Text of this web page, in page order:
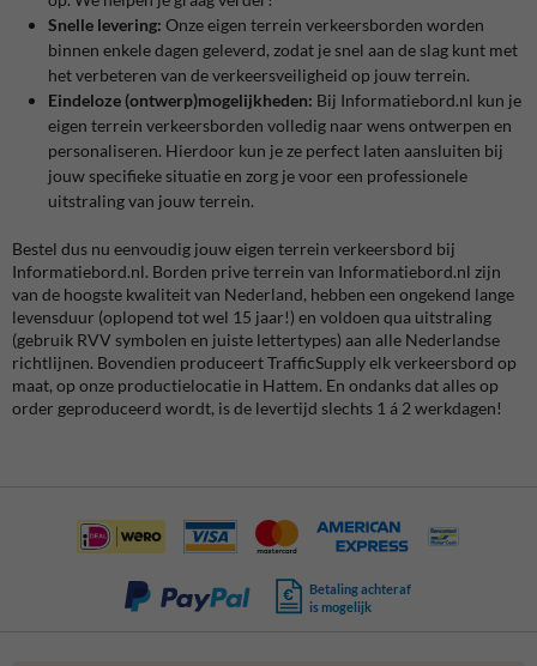
Snelle levering: Onze eigen terrein verkeersborden worden
binnen enkele dagen geleverd, zodat je snel aan de slag kunt met
het verbeteren van de verkeersveiligheid op jouw terrein.
Eindeloze (ontwerp)mogelijkheden: Bij Informatiebord.nl kun je
eigen terrein verkeersborden volledig naar wens ontwerpen en
personaliseren. Hierdoor kun je ze perfect laten aansluiten bij
jouw specifieke situatie en zorg je voor een professionele
uitstraling van jouw terrein.
Bestel dus nu eenvoudig jouw eigen terrein verkeersbord bij
Informatiebord.nl. Borden prive terrein van Informatiebord.nl zijn
van de hoogste kwaliteit van Nederland, hebben een ongekend lange
levensduur (oplopend tot wel 15 jaar!) en voldoen qua uitstraling
(gebruik RVV symbolen en juiste lettertypes) aan alle Nederlandse
richtlijnen. Bovendien produceert TrafficSupply elk verkeersbord op
maat, op onze productielocatie in Hattem. En ondanks dat alles op
order geproduceerd wordt, is de levertijd slechts 1 á 2 werkdagen!
Betaling achteraf
is mogelijk